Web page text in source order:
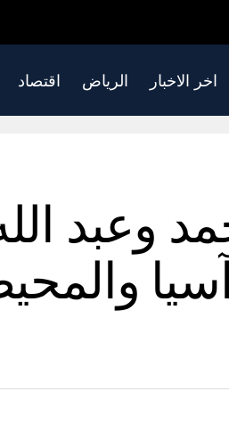
اخر الاخبار الرياض اقتصاد
وعبد